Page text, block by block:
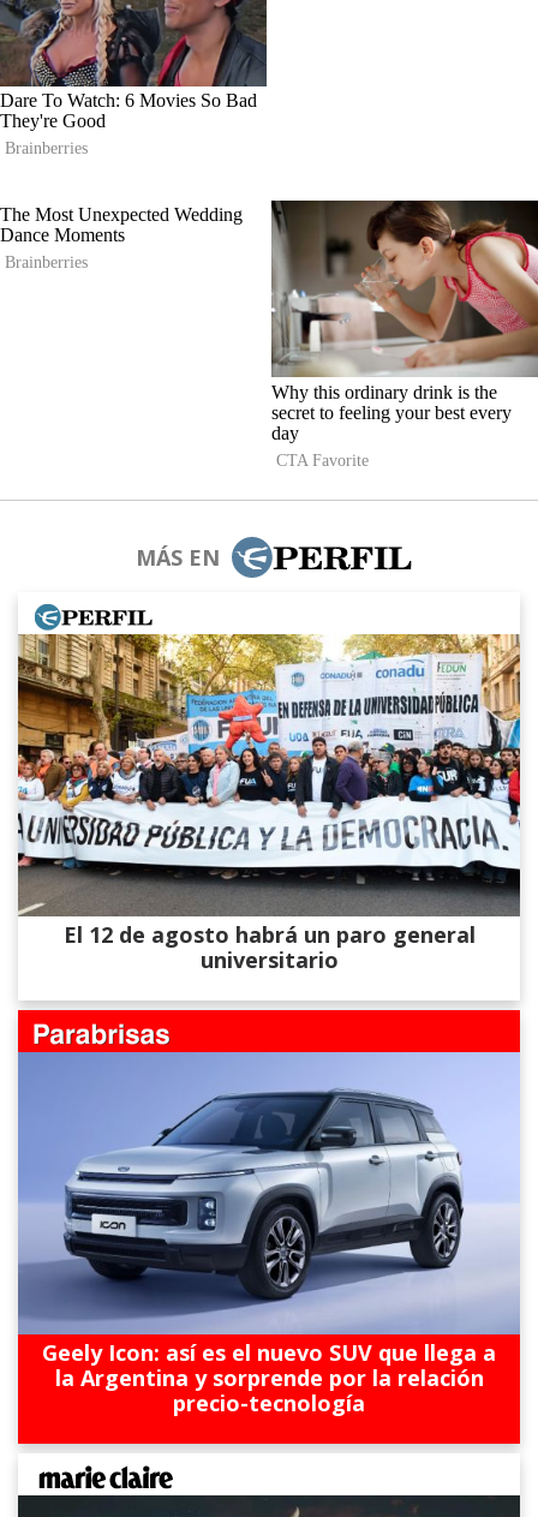
MÁS EN
El 12 de agosto habrá un paro general
universitario
Geely Icon: así es el nuevo SUV que llega a
la Argentina y sorprende por la relación
precio-tecnología